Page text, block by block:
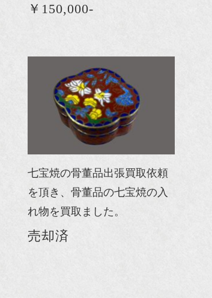
￥150,000-
七宝焼の骨董品出張買取依頼
を頂き、骨董品の七宝焼の入
れ物を買取ました。
売却済